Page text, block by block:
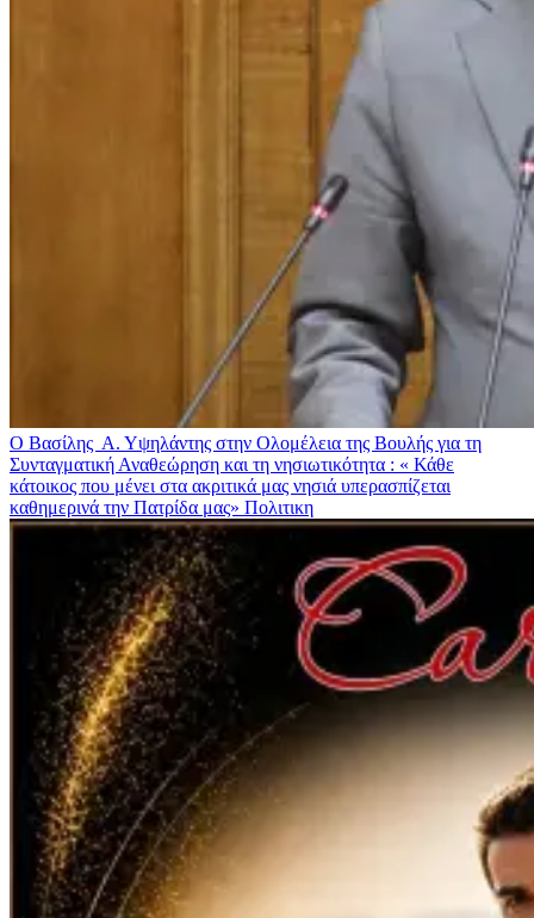
Ο Βασίλης Α. Υψηλάντης στην Ολομέλεια της Βουλής για τη
Συνταγματική Αναθεώρηση και τη νησιωτικότητα : « Κάθε
κάτοικος που μένει στα ακριτικά μας νησιά υπερασπίζεται
καθημερινά την Πατρίδα μας» Πολιτικη